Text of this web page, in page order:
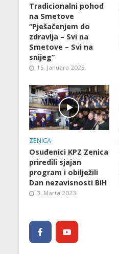
Tradicionalni pohod
na Smetove
“Pješačenjem do
zdravlja – Svi na
Smetove – Svi na
snijeg”
15. Januara 2025.
ZENICA
Osuđenici KPZ Zenica
priredili sjajan
program i obilježili
Dan nezavisnosti BiH
3. Marta 2023.